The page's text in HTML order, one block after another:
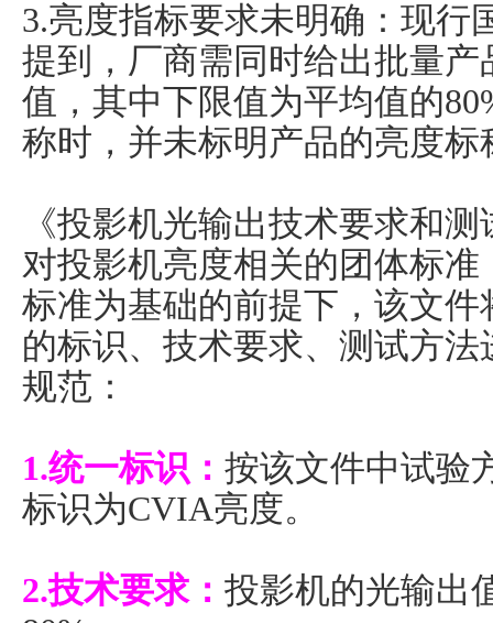
3.亮度指标要求未明确：现行
提到，厂商需同时给出批量
值，其中下限值为平均值的
称时，并未标明产品的亮度
《投影机光输出技术要求和
对投影机亮度相关的团体标
标准为基础的前提下，该文
的标识、技术要求、测试方
规范：
1.统一标识： 按该文件中试验
标识为CVIA亮度。
2.技术要求： 投影机的光输出